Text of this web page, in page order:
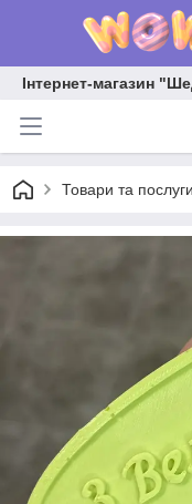
Інтернет-магазин
Товари та послуги